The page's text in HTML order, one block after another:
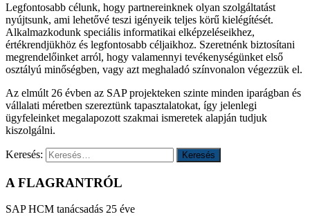
Legfontosabb célunk, hogy partnereinknek olyan szolgáltatást
nyújtsunk, ami lehetővé teszi igényeik teljes körű kielégítését.
Alkalmazkodunk speciális informatikai elképzeléseikhez,
értékrendjükhöz és legfontosabb céljaikhoz. Szeretnénk biztosítani
megrendelőinket arról, hogy valamennyi tevékenységünket első
osztályú minőségben, vagy azt meghaladó színvonalon végezzük el.
Az elmúlt 26 évben az SAP projekteken szinte minden iparágban és
vállalati méretben szereztünk tapasztalatokat, így jelenlegi
ügyfeleinket megalapozott szakmai ismeretek alapján tudjuk
kiszolgálni.
Keresés:
A FLAGRANTRÓL
SAP HCM tanácsadás 25 éve